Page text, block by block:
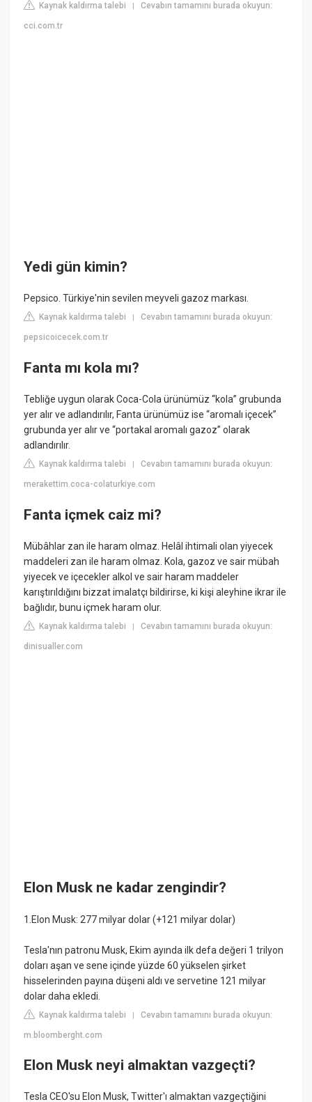
Kaynak kaldırma talebi |Cevabın tamamını burada okuyun:
cci.com.tr
Yedi gün kimin?
Pepsico. Türkiye'nin sevilen meyveli gazoz markası.
Kaynak kaldırma talebi |Cevabın tamamını burada okuyun:
pepsicoicecek.com.tr
Fanta mı kola mı?
Tebliğe uygun olarak Coca-Cola ürünümüz “kola” grubunda
yer alır ve adlandırılır, Fanta ürünümüz ise “aromalı içecek”
grubunda yer alır ve “portakal aromalı gazoz” olarak
adlandırılır.
Kaynak kaldırma talebi |Cevabın tamamını burada okuyun:
merakettim.coca-colaturkiye.com
Fanta içmek caiz mi?
Mübâhlar zan ile haram olmaz. Helâl ihtimali olan yiyecek
maddeleri zan ile haram olmaz. Kola, gazoz ve sair mübah
yiyecek ve içecekler alkol ve sair haram maddeler
karıştırıldığını bizzat imalatçı bildirirse, ki kişi aleyhine ikrar ile
bağlıdır, bunu içmek haram olur.
Kaynak kaldırma talebi |Cevabın tamamını burada okuyun:
dinisualler.com
Elon Musk ne kadar zengindir?
1.Elon Musk: 277 milyar dolar (+121 milyar dolar)
Tesla'nın patronu Musk, Ekim ayında ilk defa değeri 1 trilyon
doları aşan ve sene içinde yüzde 60 yükselen şirket
hisselerinden payına düşeni aldı ve servetine 121 milyar
dolar daha ekledi.
Kaynak kaldırma talebi |Cevabın tamamını burada okuyun:
m.bloomberght.com
Elon Musk neyi almaktan vazgeçti?
Tesla CEO'su Elon Musk, Twitter'ı almaktan vazgeçtiğini